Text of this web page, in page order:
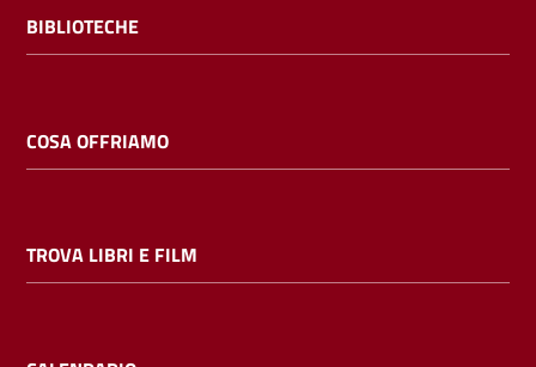
Online
ragazzi
BIBLIOTECHE
COSA OFFRIAMO
TROVA LIBRI E FILM